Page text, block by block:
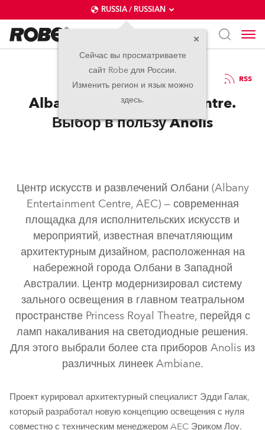
RUSSIA / RUSSIAN
Сейчас вы просматриваете
сайт Robe для России.
Изменить регион и язык можно
здесь.
22.01.2026 RSS
Albany Entertainment Centre.
Выбор в пользу Anolis
Центр искусств и развлечений Олбани (Albany
Entertainment Centre, AEC) — современная
площадка для исполнительских искусств и
мероприятий, известная впечатляющим
архитектурным дизайном, расположенная на
набережной города Олбани в Западной
Австралии. Центр модернизировал систему
зального освещения в главном театральном
пространстве Princess Royal Theatre, перейдя с
ламп накаливания на светодиодные решения.
Для этого выбрали более ста приборов Anolis из
различных линеек Ambiane.
Проект курировал архитектурный специалист Эдди Галак,
который разработал новую концепцию освещения с нуля
совместно с техническим менеджером AEC Эриком Лоу.